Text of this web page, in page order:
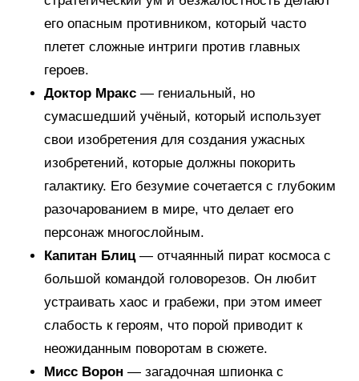
его опасным противником, который часто
плетет сложные интриги против главных
героев.
Доктор Мракс — гениальный, но
сумасшедший учёный, который использует
свои изобретения для создания ужасных
изобретений, которые должны покорить
галактику. Его безумие сочетается с глубоким
разочарованием в мире, что делает его
персонаж многослойным.
Капитан Блиц— отчаянный пират космоса с
большой командой головорезов. Он любит
устраивать хаос и грабежи, при этом имеет
слабость к героям, что порой приводит к
неожиданным поворотам в сюжете.
Мисс Ворон — загадочная шпионка с